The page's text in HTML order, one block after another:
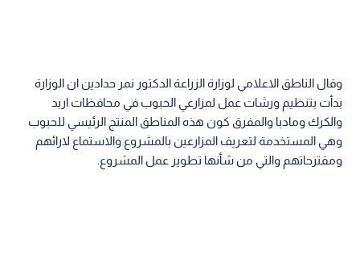
وقال الناطق الاعلامي لوزارة الزراعة الدكتور نمر حدادين ان الوزارة
بدأت بتنظيم ورشات عمل لمزارعي الحبوب في محافظات اربد
والكرك ومادبا والمفرق كون هذه المناطق المنتج الرئيسي للحبوب
وهي المستخدمة لتعريف المزارعين بالمشروع والاستماع لارائهم
ومقترحاتهم والتي من شأنها تطوير عمل المشروع.